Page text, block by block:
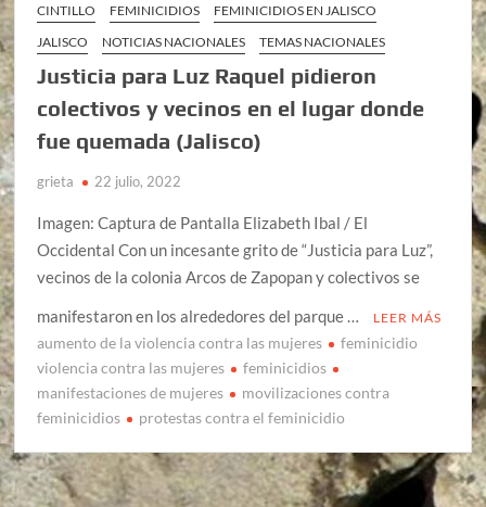
CINTILLO FEMINICIDIOS
FEMINICIDIOS EN JALISCO
JALISCO
NOTICIAS NACIONALES TEMAS NACIONALES
Justicia para Luz Raquel pidieron
colectivos y vecinos en el lugar donde
fue quemada (Jalisco)
grieta 22 julio, 2022
Imagen: Captura de Pantalla Elizabeth Ibal / El
Occidental Con un incesante grito de “Justicia para Luz”,
vecinos de la colonia Arcos de Zapopan y colectivos se
manifestaron en los alrededores del parque …
LEER MÁS
aumento de la violencia contra las mujeres
feminicidio
violencia contra las mujeres
feminicidios
manifestaciones de mujeres
movilizaciones contra
feminicidios
protestas contra el feminicidio